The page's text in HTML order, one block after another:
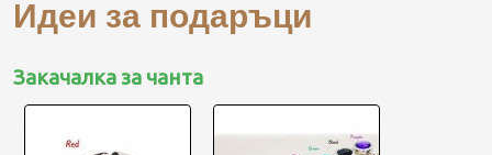
Идеи за подаръци
Закачалка за чанта